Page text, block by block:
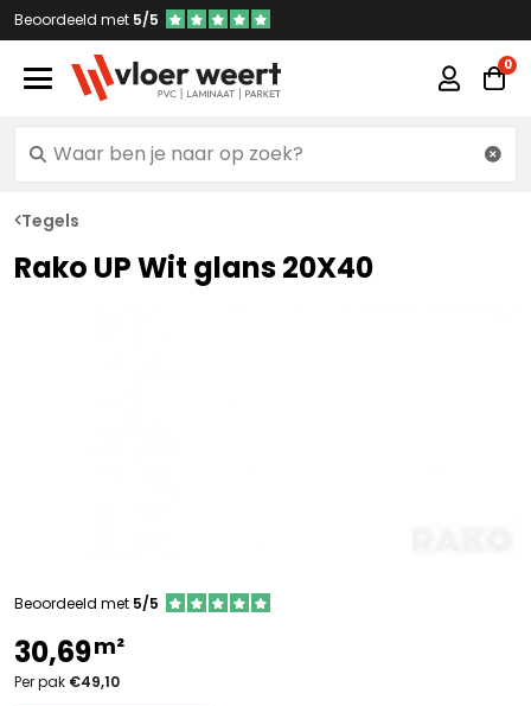
Beoordeeld met 5/5
Tegels
Rako UP Wit glans 20X40
Beoordeeld met 5/5
30,69m²
Per pak €49,10